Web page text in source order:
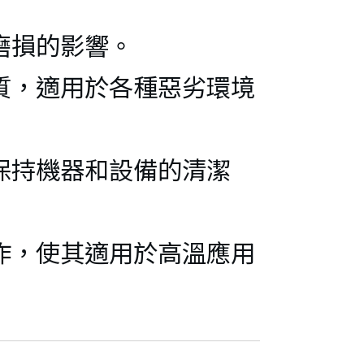
的影響。
適用於各種惡劣環境
機器和設備的清潔
使其適用於高溫應用